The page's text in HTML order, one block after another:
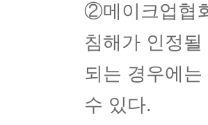
②메이크업협
침해가 인정
되는 경우에
수 있다.